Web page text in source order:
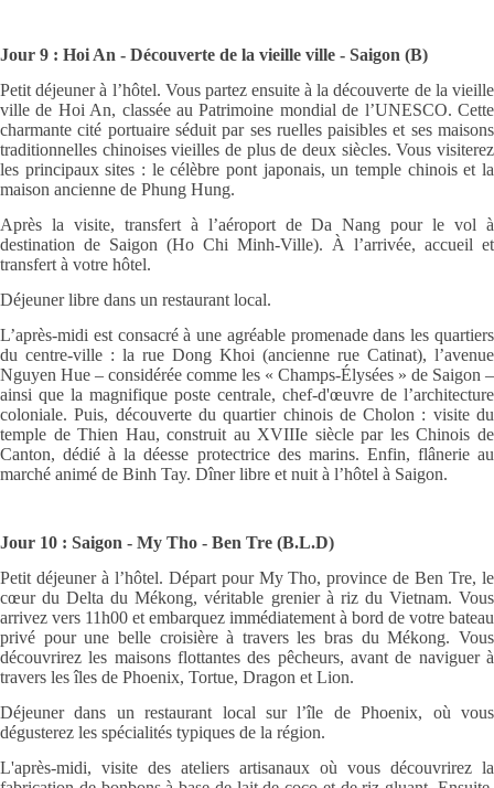
Jour 9 : Hoi An - Découverte de la vieille ville - Saigon (B)
Petit déjeuner à l’hôtel. Vous partez ensuite à la découverte de la vieille
ville de Hoi An, classée au Patrimoine mondial de l’UNESCO. Cette
charmante cité portuaire séduit par ses ruelles paisibles et ses maisons
traditionnelles chinoises vieilles de plus de deux siècles. Vous visiterez
les principaux sites : le célèbre pont japonais, un temple chinois et la
maison ancienne de Phung Hung.
Après la visite, transfert à l’aéroport de Da Nang pour le vol à
destination de Saigon (Ho Chi Minh-Ville). À l’arrivée, accueil et
transfert à votre hôtel.
Déjeuner libre dans un restaurant local.
L’après-midi est consacré à une agréable promenade dans les quartiers
du centre-ville : la rue Dong Khoi (ancienne rue Catinat), l’avenue
Nguyen Hue – considérée comme les « Champs-Élysées » de Saigon –
ainsi que la magnifique poste centrale, chef-d'œuvre de l’architecture
coloniale. Puis, découverte du quartier chinois de Cholon : visite du
temple de Thien Hau, construit au XVIIIe siècle par les Chinois de
Canton, dédié à la déesse protectrice des marins. Enfin, flânerie au
marché animé de Binh Tay. Dîner libre et nuit à l’hôtel à Saigon.
Jour 10 : Saigon - My Tho - Ben Tre (B.L.D)
Petit déjeuner à l’hôtel. Départ pour My Tho, province de Ben Tre, le
cœur du Delta du Mékong, véritable grenier à riz du Vietnam. Vous
arrivez vers 11h00 et embarquez immédiatement à bord de votre bateau
privé pour une belle croisière à travers les bras du Mékong. Vous
découvrirez les maisons flottantes des pêcheurs, avant de naviguer à
travers les îles de Phoenix, Tortue, Dragon et Lion.
Déjeuner dans un restaurant local sur l’île de Phoenix, où vous
dégusterez les spécialités typiques de la région.
L'après-midi, visite des ateliers artisanaux où vous découvrirez la